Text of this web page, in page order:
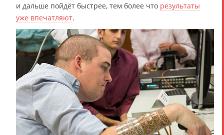
и дальше пойдёт быстрее, тем более что результаты
уже впечатляют.